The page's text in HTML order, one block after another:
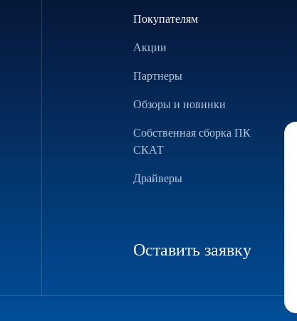
Покупателям
Акции
Партнеры
Обзоры и новинки
Собственная сборка ПК
СКАТ
Драйверы
Оставить заявку